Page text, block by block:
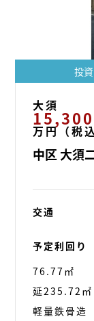
投資
大須
15,300
万円（税込
中区 大須
交通
予定利回り
76.77㎡
延235.72㎡
軽量鉄骨造